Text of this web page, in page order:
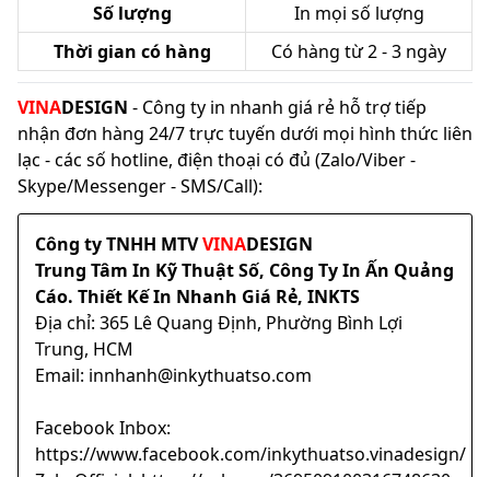
Số lượng
In mọi số lượng
Thời gian có hàng
Có hàng từ 2 - 3 ngày
VINADESIGN - Công ty in nhanh giá rẻ hỗ trợ tiếp
nhận đơn hàng 24/7 trực tuyến dưới mọi hình thức liên
lạc - các số hotline, điện thoại có đủ (Zalo/Viber -
Skype/Messenger - SMS/Call):
Công ty TNHH MTVVINADESIGN
Trung Tâm In Kỹ Thuật Số, Công Ty In Ấn Quảng
Cáo. Thiết Kế In Nhanh Giá Rẻ, INKTS
Địa chỉ: 365 Lê Quang Định, Phường Bình Lợi
Trung, HCM
Email: innhanh@inkythuatso.com
Facebook Inbox:
https://www.facebook.com/inkythuatso.vinadesign/